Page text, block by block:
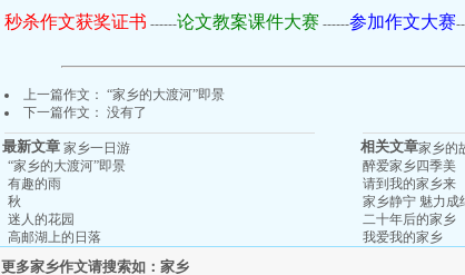
秒杀作文获奖证书 ------论文教案课件大赛 ------参加作文大赛
上一篇作文： “家乡的大渡河”即景
下一篇作文： 没有了
最新文章 家乡一日游
“家乡的大渡河”即景
有趣的雨
秋
迷人的花园
高邮湖上的日落
相关文章家乡的
醉爱家乡四季美
请到我的家乡来
家乡静宁 魅力成
二十年后的家乡
我爱我的家乡
更多家乡作文请搜索如：家乡